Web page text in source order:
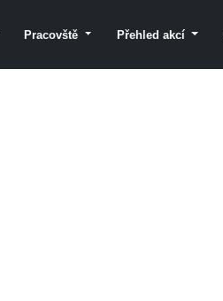
Pracovště Přehled akcí